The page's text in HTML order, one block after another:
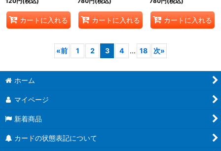
{SD19-X01}《赤》
カートに入れる
【X】{SD19-X01}
《赤》
カートに入れる
【X】{SD19-X01}
《赤》
カートに入れる
«前 1 2 3 4 ... 18 次»
ホーム
マイページ
新着商品
カードの状態表記について